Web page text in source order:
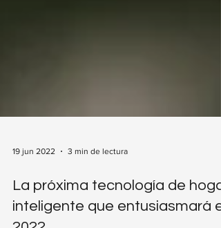
19 jun 2022